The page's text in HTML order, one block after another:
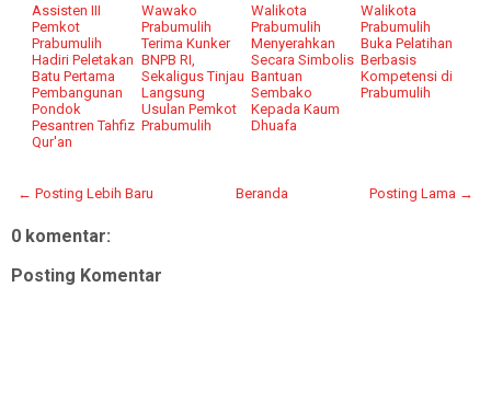
Assisten III
Pemkot
Prabumulih
Hadiri Peletakan
Batu Pertama
Pembangunan
Pondok
Pesantren Tahfiz
Qur'an
Wawako
Prabumulih
Terima Kunker
BNPB RI,
Sekaligus Tinjau
Langsung
Usulan Pemkot
Prabumulih
Walikota
Prabumulih
Menyerahkan
Secara Simbolis
Bantuan
Sembako
Kepada Kaum
Dhuafa
Walikota
Prabumulih
Buka Pelatihan
Berbasis
Kompetensi di
Prabumulih
← Posting Lebih Baru Posting Lama →
Beranda
0 komentar:
Posting Komentar